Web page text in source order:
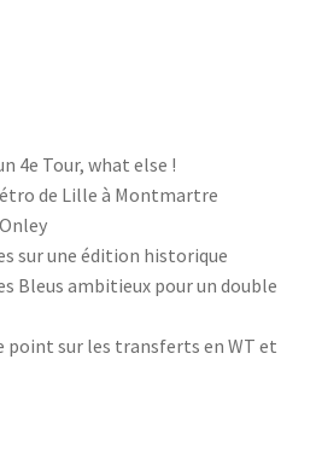
4e Tour, what else !
de Lille à Montmartre
sur une édition historique
Bleus ambitieux pour un double
point sur les transferts en WT et